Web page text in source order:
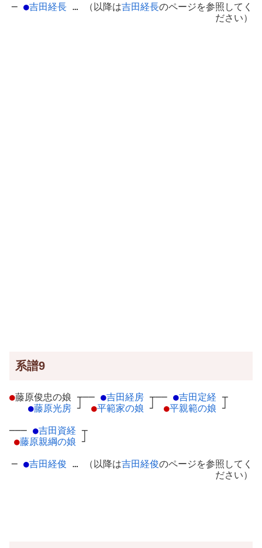
─ ●吉田経長 … （以降は吉田経長のページを参照してく
ださい）
系譜9
●藤原俊忠の娘 ┬
●藤原光房 ┘
── ●吉田経房 ┬
●平範家の娘 ┘
── ●吉田定経 ┬
●平親範の娘 ┘
─── ●吉田資経 ┬
●藤原親綱の娘 ┘
─ ●吉田経俊 … （以降は吉田経俊のページを参照してく
ださい）